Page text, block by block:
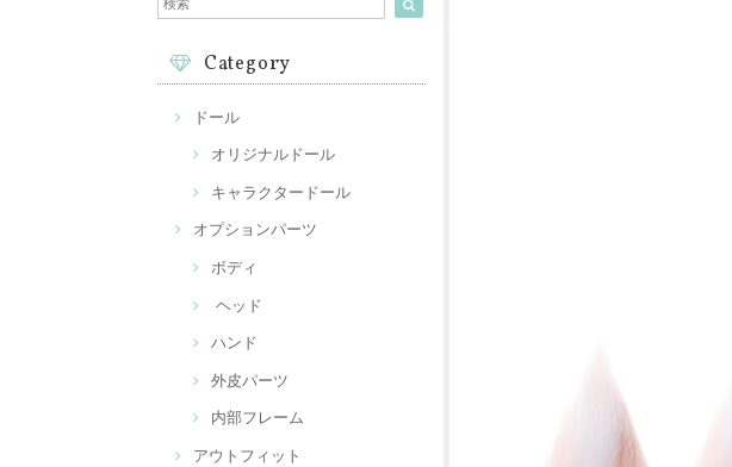
Category
ドール
オリジナルドール
キャラクタードール
オプションパーツ
ボディ
ヘッド
ハンド
外皮パーツ
内部フレーム
アウトフィット